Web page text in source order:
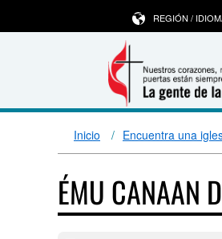
REGIÓN /
Inicio Encuentra una
ÉMU CANAAN